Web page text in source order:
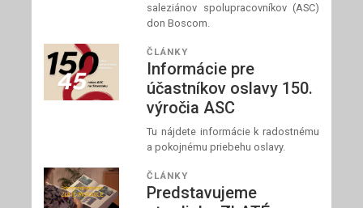
saleziánov spolupracovníkov (ASC)
don Boscom.
ČLÁNKY
Informácie pre
účastníkov oslavy 150.
výročia ASC
Tu nájdete informácie k radostnému
a pokojnému priebehu oslavy.
ČLÁNKY
Predstavujeme